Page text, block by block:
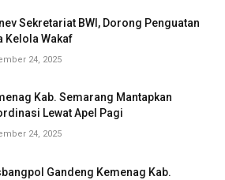
Sekretariat BWI, Dorong Penguatan
Kelola Wakaf
24, 2025
Kab. Semarang Mantapkan
Lewat Apel Pagi
24, 2025
Gandeng Kemenag Kab.